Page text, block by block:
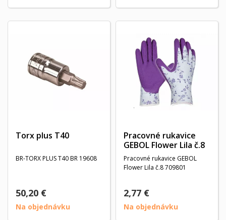
Torx plus T40
BR-TORX PLUS T40 BR 19608
50,20 €
Na objednávku
Pracovné rukavice
GEBOL Flower Lila č.8
Pracovné rukavice GEBOL
Flower Lila č.8 709801
2,77 €
Na objednávku